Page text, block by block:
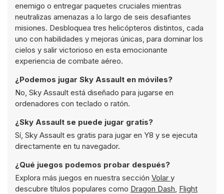
enemigo o entregar paquetes cruciales mientras
neutralizas amenazas a lo largo de seis desafiantes
misiones. Desbloquea tres helicópteros distintos, cada
uno con habilidades y mejoras únicas, para dominar los
cielos y salir victorioso en esta emocionante
experiencia de combate aéreo.
¿Podemos jugar Sky Assault en móviles?
No, Sky Assault está diseñado para jugarse en
ordenadores con teclado o ratón.
¿Sky Assault se puede jugar gratis?
Sí, Sky Assault es gratis para jugar en Y8 y se ejecuta
directamente en tu navegador.
¿Qué juegos podemos probar después?
Explora más juegos en nuestra sección Volar y
descubre títulos populares como Dragon Dash, Flight